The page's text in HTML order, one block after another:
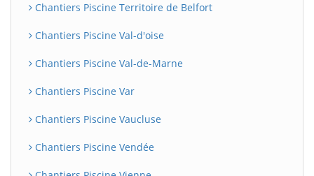
Chantiers Piscine Territoire de Belfort
Chantiers Piscine Val-d'oise
Chantiers Piscine Val-de-Marne
Chantiers Piscine Var
Chantiers Piscine Vaucluse
Chantiers Piscine Vendée